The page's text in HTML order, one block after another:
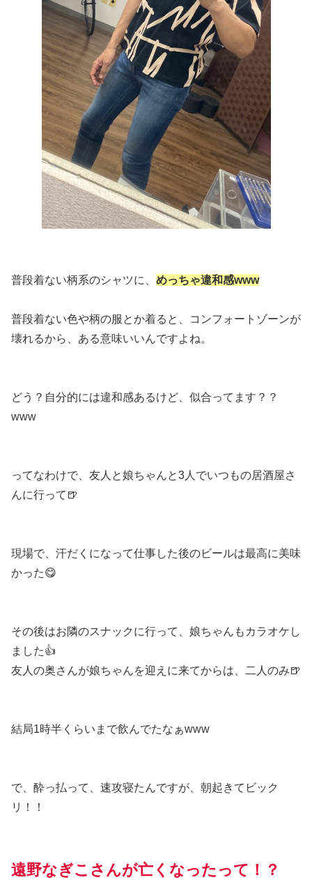
普段着ない柄系のシャツに、 めっちゃ違和感www
普段着ない色や柄の服とか着ると、コンフォートゾーンが
壊れるから、ある意味いいんですよね。
どう？自分的には違和感あるけど、似合ってます？？
www
ってなわけで、友人と娘ちゃんと3人でいつもの居酒屋さ
んに行って🍺
現場で、汗だくになって仕事した後のビールは最高に美味
かった😋
その後はお隣のスナックに行って、娘ちゃんもカラオケし
ました👍️
友人の奥さんが娘ちゃんを迎えに来てからは、二人のみ🍺
結局1時半くらいまで飲んでたなぁwww
で、酔っ払って、速攻寝たんですが、朝起きてビック
リ！！
遠野なぎこさんが亡くなったって！？